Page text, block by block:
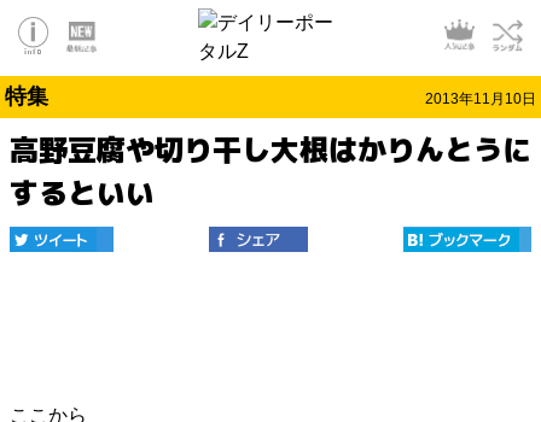
特集 2013年11月10日
高野豆腐や切り干し大根はかりんとうに
するといい
ここから